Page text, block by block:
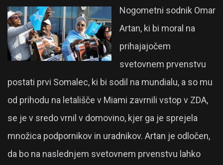
Nogometni sodnik Omar
Artan, ki bi moral na
prihajajočem
svetovnem prvenstvu
postati prvi Somalec, ki bi sodil na mundialu, a so mu
od prihodu na letališče v Miami zavrnili vstop v ZDA,
se je v sredo vrnil v domovino, kjer ga je sprejela
množica podpornikov in uradnikov. Artan je odločen,
da bo na naslednjem svetovnem prvenstvu lahko